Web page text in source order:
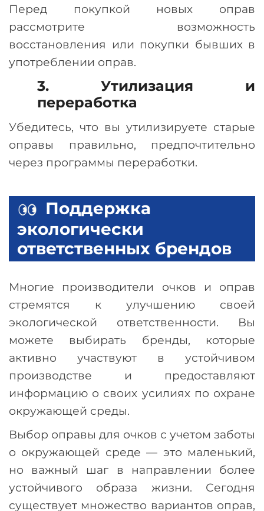
Перед покупкой новых оправ
рассмотрите возможность
восстановления или покупки бывших в
употреблении оправ.
3. Утилизация и
переработка
Убедитесь, что вы утилизируете старые
оправы правильно, предпочтительно
через программы переработки.
Поддержка
экологически
ответственных брендов
Многие производители очков и оправ
стремятся к улучшению своей
экологической ответственности. Вы
можете выбирать бренды, которые
активно участвуют в устойчивом
производстве и предоставляют
информацию о своих усилиях по охране
окружающей среды.
Выбор оправы для очков с учетом заботы
о окружающей среде— это маленький,
но важный шаг в направлении более
устойчивого образа жизни. Сегодня
существует множество вариантов оправ,